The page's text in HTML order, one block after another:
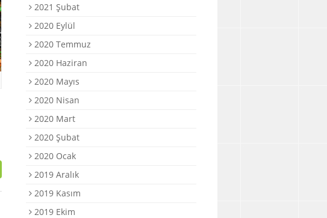
2021 Şubat
2020 Eylül
2020 Temmuz
2020 Haziran
2020 Mayıs
2020 Nisan
2020 Mart
2020 Şubat
2020 Ocak
2019 Aralık
2019 Kasım
2019 Ekim